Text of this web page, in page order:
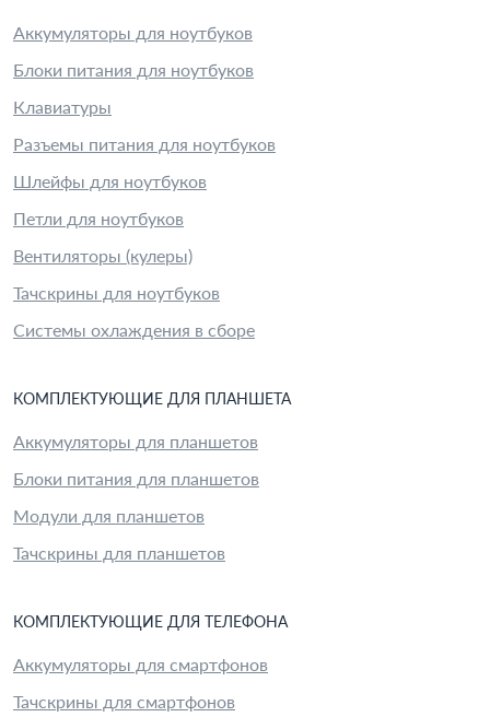
Аккумуляторы для ноутбуков
Блоки питания для ноутбуков
Клавиатуры
Разъемы питания для ноутбуков
Шлейфы для ноутбуков
Петли для ноутбуков
Вентиляторы (кулеры)
Тачскрины для ноутбуков
Системы охлаждения в сборе
КОМПЛЕКТУЮЩИЕ ДЛЯ ПЛАНШЕТА
Аккумуляторы для планшетов
Блоки питания для планшетов
Модули для планшетов
Тачскрины для планшетов
КОМПЛЕКТУЮЩИЕ ДЛЯ ТЕЛЕФОНА
Аккумуляторы для смартфонов
Тачскрины для смартфонов